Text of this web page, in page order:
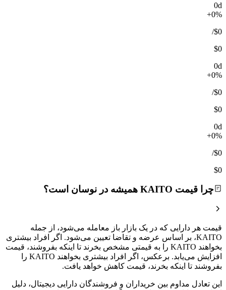
0d
+0%
$0
/
$0
0d
+0%
$0
/
$0
0d
+0%
$0
/
$0
چرا قیمت KAITO همیشه در نوسان است؟
قیمت هر دارایی که در یک بازار باز معامله می‌شود، از جمله
KAITO، بر اساس عرضه و تقاضا تعیین می‌شود. اگر افراد بیشتری
بخواهند KAITO را به قیمتی مشخص بخرند تا اینکه بفروشند، قیمت
افزایش می‌یابد. برعکس، اگر افراد بیشتری بخواهند KAITO را
بفروشند تا اینکه بخرند، قیمت کاهش خواهد یافت.
این تعادل مداوم بین خریداران و فروشندگان دارایی دیجیتال، دلیل